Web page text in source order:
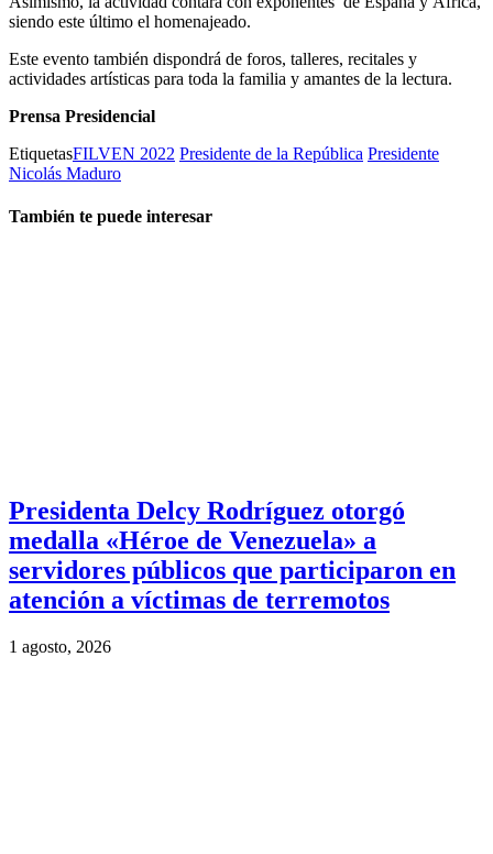
siendo este último el homenajeado.
Este evento también dispondrá de foros, talleres, recitales y
actividades artísticas para toda la familia y amantes de la lectura.
Prensa Presidencial
EtiquetasFILVEN 2022 Presidente de la República Presidente
Nicolás Maduro
También te puede interesar
Presidenta Delcy Rodríguez otorgó
medalla «Héroe de Venezuela» a
servidores públicos que participaron en
atención a víctimas de terremotos
1 agosto, 2026